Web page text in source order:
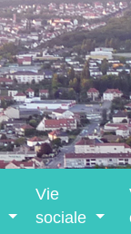
Vie
sociale